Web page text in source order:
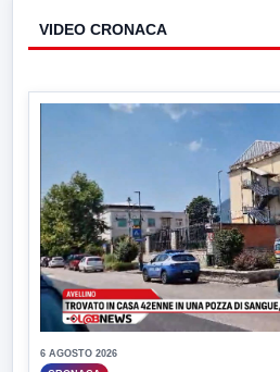
VIDEO CRONACA
6 AGOSTO 2026